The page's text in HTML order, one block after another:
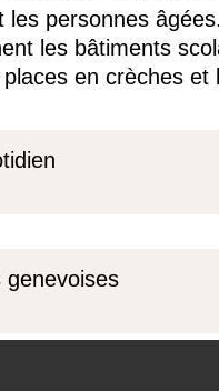
les personnes
les bâtiments
en crèches
genevoises